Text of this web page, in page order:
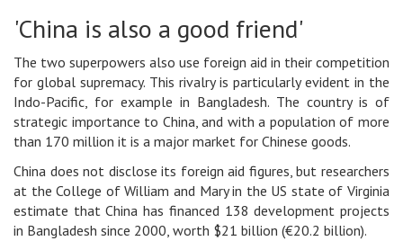
'China is also a good friend'
The two superpowers also use foreign aid in their competition
for global supremacy. This rivalry is particularly evident in the
Indo-Pacific, for example in Bangladesh. The country is of
strategic importance to China, and with a population of more
than 170 million it is a major market for Chinese goods.
China does not disclose its foreign aid figures, but researchers
at the College of William and Mary in the US state of Virginia
estimate that China has financed 138 development projects
in Bangladesh since 2000, worth $21 billion (€20.2 billion).